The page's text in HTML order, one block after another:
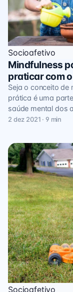
Socioafetivo
Mindfulness
praticar com
Seja o conceito de
prática é uma
saúde mental dos
2 dez 2021 · 9 min
Socioafetivo